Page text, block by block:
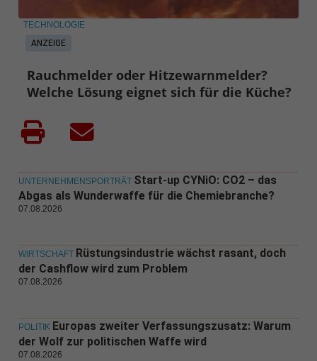
ANZEIGE
TECHNOLOGIE
Rauchmelder oder Hitzewarnmelder?
Welche Lösung eignet sich für die Küche?
UNTERNEHMENSPORTRÄT Start-up CYNiO: CO2 – das
Abgas als Wunderwaffe für die Chemiebranche?
07.08.2026
WIRTSCHAFT Rüstungsindustrie wächst rasant, doch
der Cashflow wird zum Problem
07.08.2026
POLITIK Europas zweiter Verfassungszusatz: Warum
der Wolf zur politischen Waffe wird
07.08.2026